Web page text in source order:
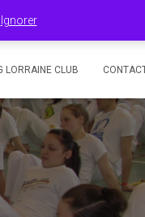
Ignorer
LORRAINE CLUB